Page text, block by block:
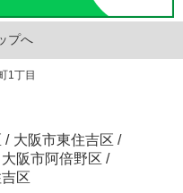
プへ
1丁目
/ 大阪市東住吉区 /
大阪市阿倍野区 /
区